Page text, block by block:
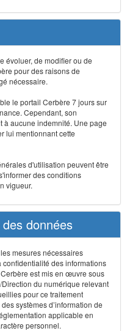
évoluer, de modifier ou de
pour des raisons de
nécessaire.
le portail Cerbère 7 jours sur
Cependant, son
aucune indemnité. Une page
lui mentionnant cette
d'utilisation peuvent être
des conditions
vigueur.
données
mesures nécessaires
des informations
est mis en œuvre sous
du numérique relevant
pour ce traitement
systèmes d’information de
applicable en
personnel.